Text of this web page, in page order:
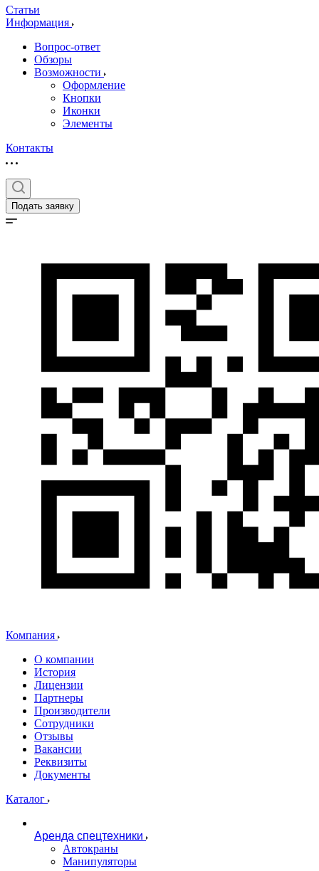
Статьи
Информация
Вопрос-ответ
Обзоры
Возможности
Оформление
Кнопки
Иконки
Элементы
Контакты
Подать заявку
Компания
О компании
История
Лицензии
Партнеры
Производители
Сотрудники
Отзывы
Вакансии
Реквизиты
Документы
Каталог
Аренда спецтехники
Автокраны
Манипуляторы